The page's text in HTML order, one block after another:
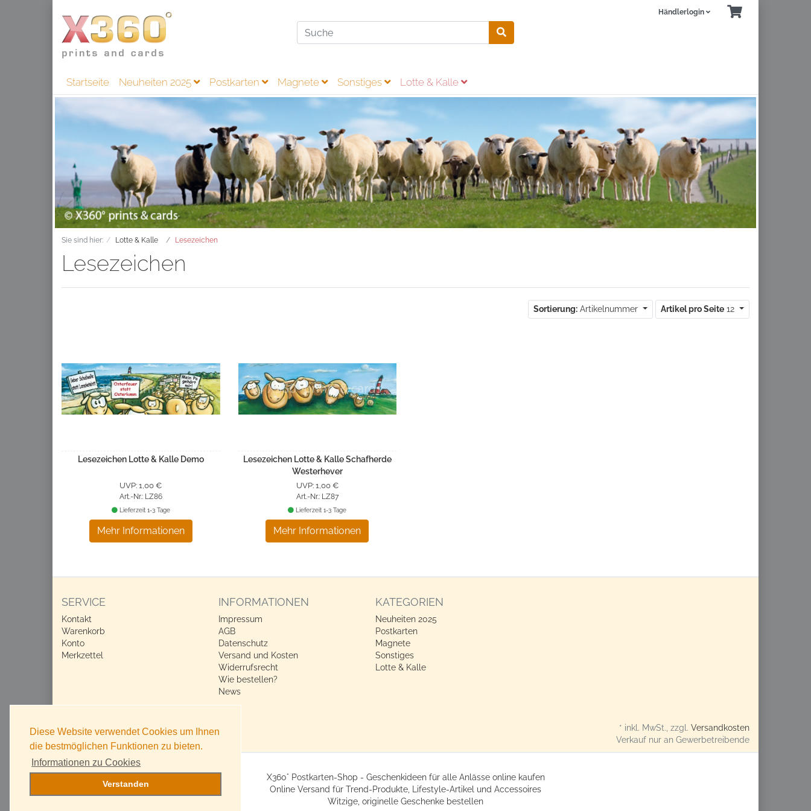
Händlerlogin
Startseite Neuheiten 2025 Postkarten Magnete Sonstiges Lotte & Kalle
Sie sind hier: Lotte & Kalle Lesezeichen
Lesezeichen
Sortierung: Artikelnummer Artikel pro Seite 12
Lesezeichen Lotte & Kalle Demo
UVP: 1,00 €
Art.-Nr.: LZ86
Mehr Informationen
Lieferzeit 1-3 Tage
Lesezeichen Lotte & Kalle Schafherde
Westerhever
UVP: 1,00 €
Art.-Nr.: LZ87
Mehr Informationen
Lieferzeit 1-3 Tage
SERVICE
Kontakt
Warenkorb
Konto
Merkzettel
INFORMATIONEN
Impressum
AGB
Datenschutz
Versand und Kosten
Widerrufsrecht
Wie bestellen?
News
KATEGORIEN
Neuheiten 2025
Postkarten
Magnete
Sonstiges
Lotte & Kalle
* inkl. MwSt., zzgl. Versandkosten
Verkauf nur an Gewerbetreibende
X360° Postkarten-Shop - Geschenkideen für alle Anlässe online kaufen
Online Versand für Trend-Produkte, Lifestyle-Artikel und Accessoires
Witzige, originelle Geschenke bestellen
Diese Website verwendet Cookies um Ihnen
die bestmöglichen Funktionen zu bieten.
Informationen zu Cookies
Verstanden